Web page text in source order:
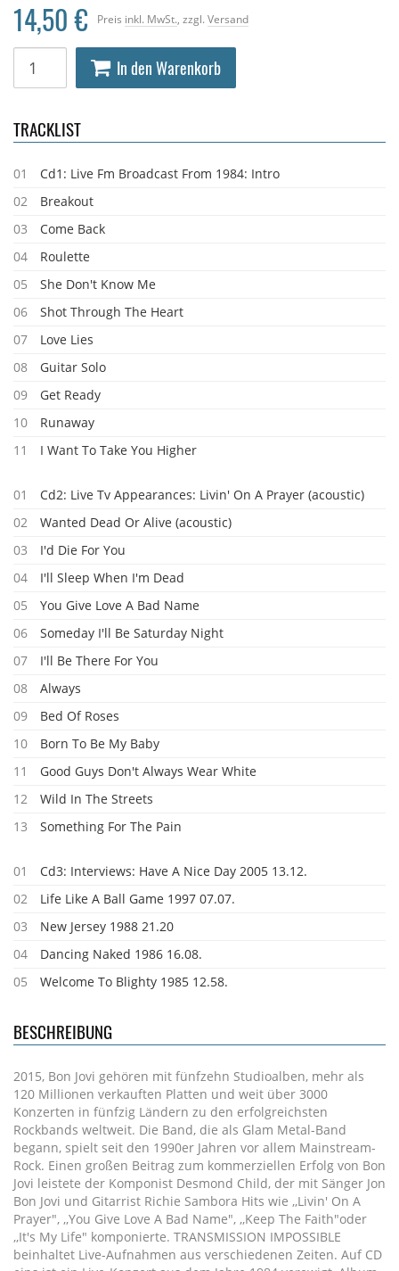
Preis inkl. MwSt. , zzgl. Versand
14,50 €
In den Warenkorb
TRACKLIST
01
Cd1: Live Fm Broadcast From 1984: Intro
02
Breakout
03
Come Back
04
Roulette
05
She Don't Know Me
06
Shot Through The Heart
07
Love Lies
08
Guitar Solo
09
Get Ready
10
Runaway
11
I Want To Take You Higher
01
Cd2: Live Tv Appearances: Livin' On A Prayer (acoustic)
02
Wanted Dead Or Alive (acoustic)
03
I'd Die For You
04
I'll Sleep When I'm Dead
05
You Give Love A Bad Name
06
Someday I'll Be Saturday Night
07
I'll Be There For You
08
Always
09
Bed Of Roses
10
Born To Be My Baby
11
Good Guys Don't Always Wear White
12
Wild In The Streets
13
Something For The Pain
01
Cd3: Interviews: Have A Nice Day 2005 13.12.
02
Life Like A Ball Game 1997 07.07.
03
New Jersey 1988 21.20
04
Dancing Naked 1986 16.08.
05
Welcome To Blighty 1985 12.58.
BESCHREIBUNG
2015, Bon Jovi gehören mit fünfzehn Studioalben, mehr als
120 Millionen verkauften Platten und weit über 3000
Konzerten in fünfzig Ländern zu den erfolgreichsten
Rockbands weltweit. Die Band, die als Glam Metal-Band
begann, spielt seit den 1990er Jahren vor allem Mainstream-
Rock. Einen großen Beitrag zum kommerziellen Erfolg von Bon
Jovi leistete der Komponist Desmond Child, der mit Sänger Jon
Bon Jovi und Gitarrist Richie Sambora Hits wie ,,Livin' On A
Prayer", ,,You Give Love A Bad Name", ,,Keep The Faith"oder
,,It's My Life" komponierte. TRANSMISSION IMPOSSIBLE
beinhaltet Live-Aufnahmen aus verschiedenen Zeiten. Auf CD